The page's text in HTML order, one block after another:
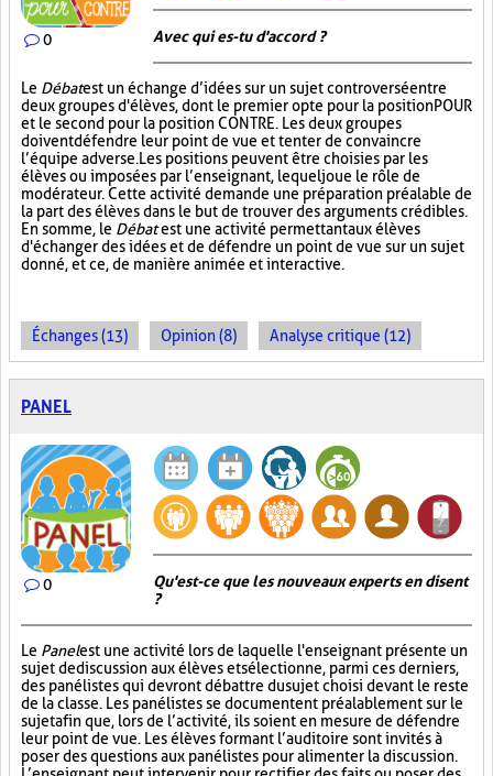
0 Avec qui es-tu d'accord ?
Le Débatest un échange d’idées sur un sujet controversé entre
deux groupes d'élèves, dont le premier opte pour la position POUR
et le second pour la position CONTRE. Les deux groupes
doivent défendre leur point de vue et tenter de convaincre
l’équipe adverse. Les positions peuvent être choisies par les
élèves ou imposées par l’enseignant, lequel joue le rôle de
modérateur. Cette activité demande une préparation préalable de
la part des élèves dans le but de trouver des arguments crédibles.
En somme, le Débatest une activité permettant aux élèves
d'échanger des idées et de défendre un point de vue sur un sujet
donné, et ce, de manière animée et interactive.
Échanges (13) Opinion (8) Analyse critique (12)
PANEL
0
Qu'est-ce que les nouveaux experts en disent
?
Le Panelest une activité lors de laquelle l'enseignant présente un
sujet de discussion aux élèves et sélectionne, parmi ces derniers,
des panélistes qui devront débattre du sujet choisi devant le reste
de la classe. Les panélistes se documentent préalablement sur le
sujet afin que, lors de l’activité, ils soient en mesure de défendre
leur point de vue. Les élèves formant l’auditoire sont invités à
poser des questions aux panélistes pour alimenter la discussion.